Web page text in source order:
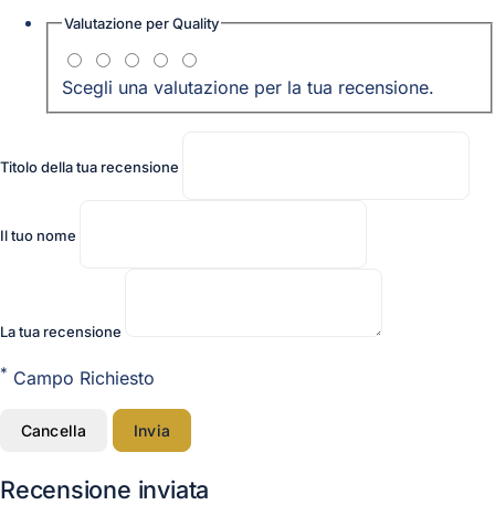
Valutazione perQuality
Scegli una valutazione per la tua recensione.
Titolo della tua recensione
Il tuo nome
La tua recensione
* Campo Richiesto
Cancella Invia
Recensione inviata